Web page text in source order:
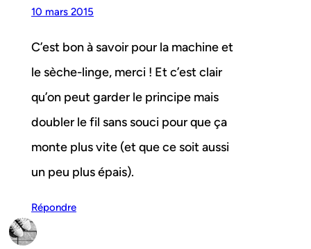
10 mars 2015
C’est bon à savoir pour la machine et
le sèche-linge, merci ! Et c’est clair
qu’on peut garder le principe mais
doubler le fil sans souci pour que ça
monte plus vite (et que ce soit aussi
un peu plus épais).
Répondre